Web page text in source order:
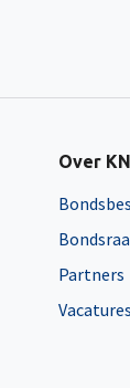
Over
Partners
Vacatures